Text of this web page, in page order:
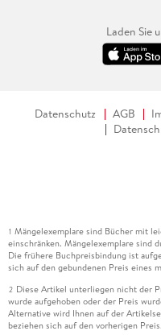
Laden Sie
Datenschutz AGB
1 Mängelexemplare sind Bücher mit
einschränken. Mängelexemplare sind
Die frühere Buchpreisbindung ist
sich auf den gebundenen Preis eines
2 Diese Artikel unterliegen nicht der
wurde aufgehoben oder der Preis
Alternative wird Ihnen auf der
beziehen sich auf den vorherigen Preis.